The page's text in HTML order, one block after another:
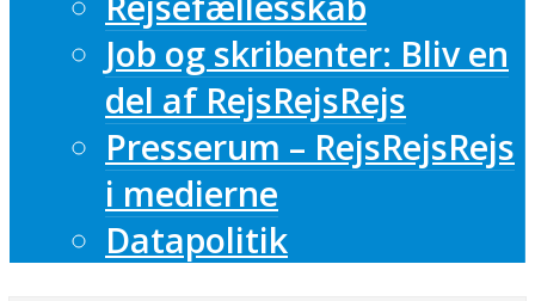
Job og skribenter: Bliv en
del af RejsRejsRejs
Presserum – RejsRejsRejs
i medierne
Datapolitik